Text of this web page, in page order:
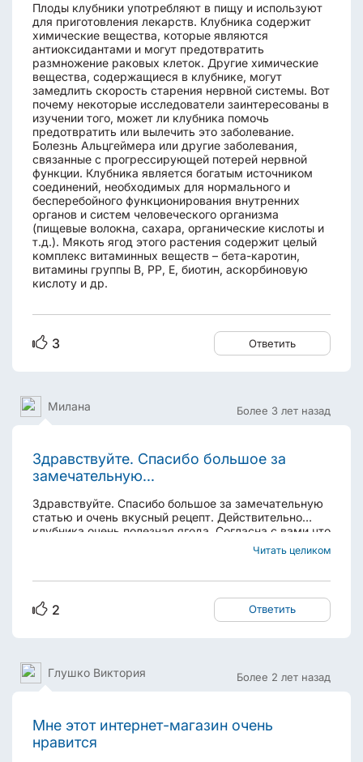
Плоды клубники употребляют в пищу и используют
для приготовления лекарств. Клубника содержит
химические вещества, которые являются
антиоксидантами и могут предотвратить
размножение раковых клеток. Другие химические
вещества, содержащиеся в клубнике, могут
замедлить скорость старения нервной системы. Вот
почему некоторые исследователи заинтересованы в
изучении того, может ли клубника помочь
предотвратить или вылечить это заболевание.
Болезнь Альцгеймера или другие заболевания,
связанные с прогрессирующей потерей нервной
функции. Клубника является богатым источником
соединений, необходимых для нормального и
бесперебойного функционирования внутренних
органов и систем человеческого организма
(пищевые волокна, сахара, органические кислоты и
т.д.). Мякоть ягод этого растения содержит целый
комплекс витаминных веществ – бета-каротин,
витамины группы В, РР, Е, биотин, аскорбиновую
кислоту и др.
3 Ответить
Более 3 лет назад
Милана
Здравствуйте. Спасибо большое за
замечательную...
Здравствуйте. Спасибо большое за замечательную
статью и очень вкусный рецепт. Действительно
клубника очень полезная ягода. Согласна с вами что
лучше кушать натуральную без химии, прям с
грядки. А ведь клубника очень полезна и для
сахара...
Читать целиком
2 Ответить
Более 2 лет назад
Глушко Виктория
Мне этот интернет-магазин очень
нравится